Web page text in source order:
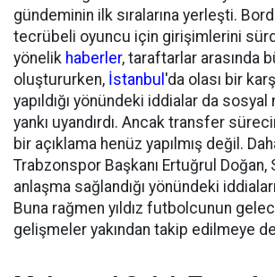
gündeminin ilk sıralarına yerleşti.
tecrübeli oyuncu için girişimlerini
yönelik haberler, taraftarlar arasında
oluştururken, İstanbul 'da olası bir
yapıldığı yönündeki iddialar da
yankı uyandırdı. Ancak transfer
bir açıklama henüz yapılmış değil.
Trabzonspor Başkanı Ertuğrul Doğan,
anlaşma sağlandığı yönündeki
Buna rağmen yıldız futbolcunun
gelişmeler yakından takip edilmeye